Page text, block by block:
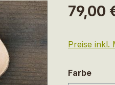
Regulärer
79,00
Preise inkl.
Farbe